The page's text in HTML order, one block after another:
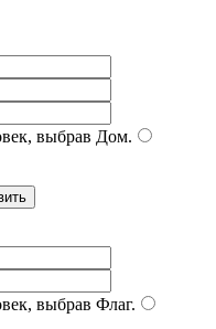
выбрав Дом.
выбрав Флаг.